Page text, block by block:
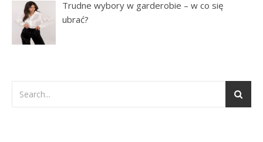
Trudne wybory w garderobie – w co się
ubrać?